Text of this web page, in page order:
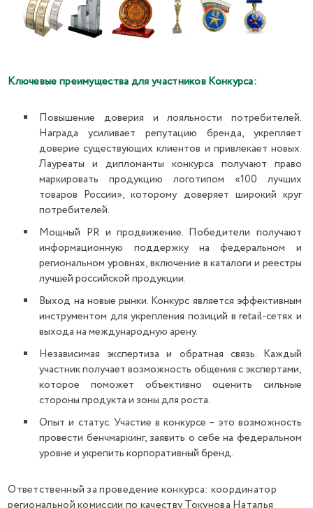
Ключевые преимущества для участников Конкурса:
Повышение доверия и лояльности потребителей.
Награда усиливает репутацию бренда, укрепляет
доверие существующих клиентов и привлекает новых.
Лауреаты и дипломанты конкурса получают право
маркировать продукцию логотипом «100 лучших
товаров России», которому доверяет широкий круг
потребителей.
Мощный PR и продвижение. Победители получают
информационную поддержку на федеральном и
региональном уровнях, включение в каталоги и реестры
лучшей российской продукции.
Выход на новые рынки. Конкурс является эффективным
инструментом для укрепления позиций в retail-сетях и
выхода на международную арену.
Независимая экспертиза и обратная связь. Каждый
участник получает возможность общения с экспертами,
которое поможет объективно оценить сильные
стороны продукта и зоны для роста.
Опыт и статус. Участие в конкурсе – это возможность
провести бенчмаркинг, заявить о себе на федеральном
уровне и укрепить корпоративный бренд.
Ответственный за проведение конкурса: координатор